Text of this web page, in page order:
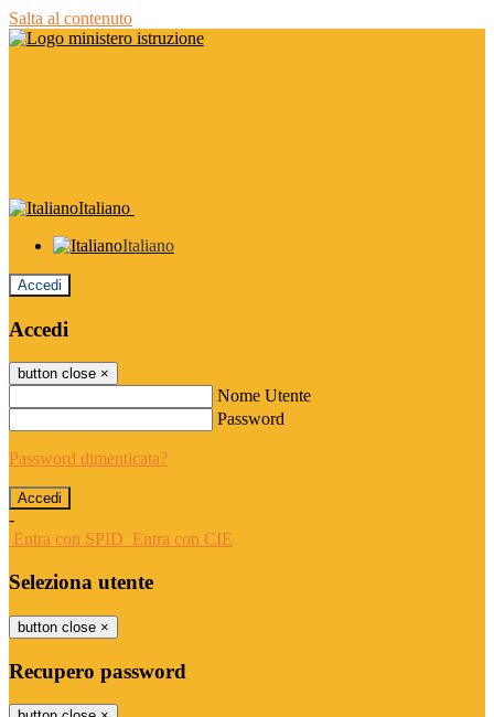
Salta al contenuto
Italiano
Italiano
Accedi
Accedi
button close ×
Nome Utente
Password
Password dimenticata?
-
Entra con SPID Entra con CIE
Seleziona utente
button close ×
Recupero password